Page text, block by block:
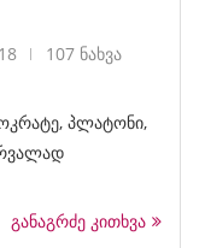
107 ნახვა
პლატონი,
განაგრძე კითხვა